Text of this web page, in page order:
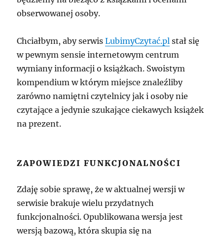
obserwowanej osoby.
Chciałbym, aby serwisLubimyCzytać.pl stał się
w pewnym sensie internetowym centrum
wymiany informacji o książkach. Swoistym
kompendium w którym miejsce znaleźliby
zarówno namiętni czytelnicy jak i osoby nie
czytające a jedynie szukające ciekawych książek
na prezent.
ZAPOWIEDZI FUNKCJONALNOŚCI
Zdaję sobie sprawę, że w aktualnej wersji w
serwisie brakuje wielu przydatnych
funkcjonalności. Opublikowana wersja jest
wersją bazową, która skupia się na